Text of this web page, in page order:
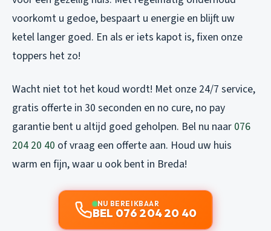
voorkomt u gedoe, bespaart u energie en blijft uw
ketel langer goed. En als er iets kapot is, fixen onze
toppers het zo!
Wacht niet tot het koud wordt! Met onze 24/7 service,
gratis offerte in 30 seconden en no cure, no pay
garantie bent u altijd goed geholpen. Bel nu naar 076
204 20 40 of vraag een offerte aan. Houd uw huis
warm en fijn, waar u ook bent in Breda!
NU BEREIKBAAR
BEL 076 204 20 40